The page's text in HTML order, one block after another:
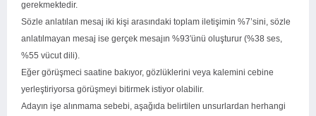
gerekmektedir.
Sözle anlatılan mesaj iki kişi arasındaki toplam iletişimin %7’sini, sözle
anlatılmayan mesaj ise gerçek mesajın %93′ünü oluşturur (%38 ses,
%55 vücut dili).
Eğer görüşmeci saatine bakıyor, gözlüklerini veya kalemini cebine
yerleştiriyorsa görüşmeyi bitirmek istiyor olabilir.
Adayın işe alınmama sebebi, aşağıda belirtilen unsurlardan herhangi